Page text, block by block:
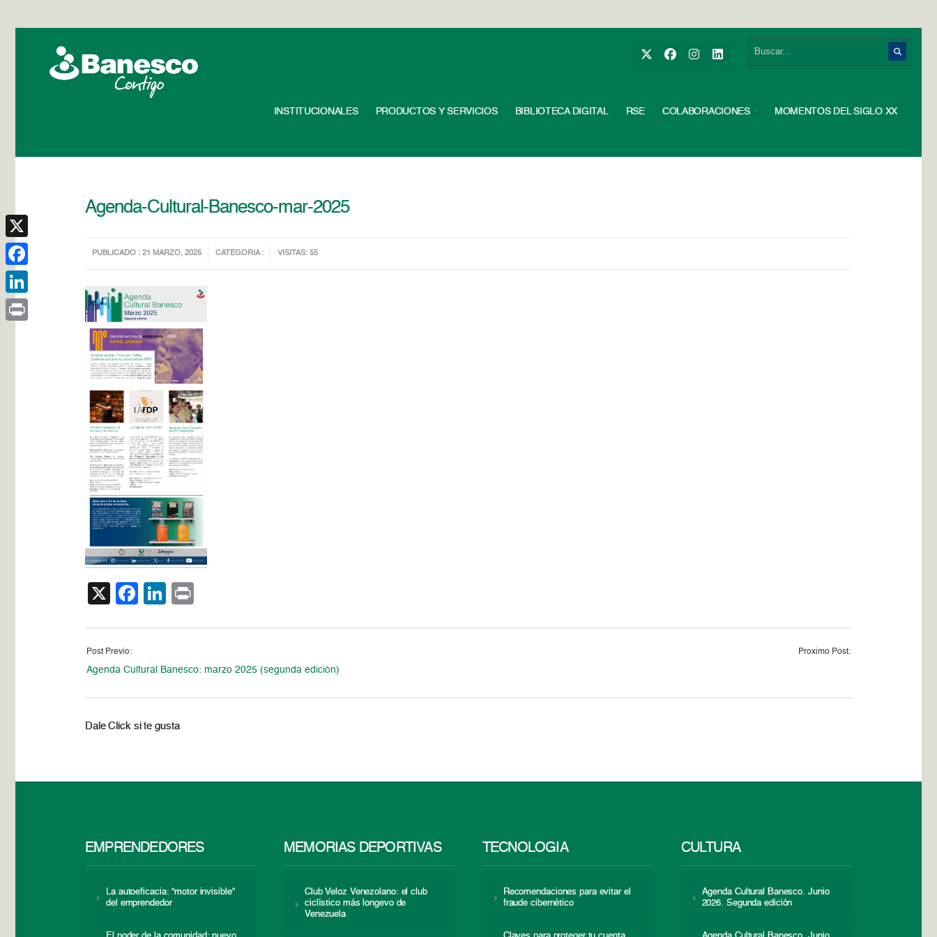
INSTITUCIONALES PRODUCTOS Y SERVICIOS BIBLIOTECA DIGITAL RSE COLABORACIONES MOMENTOS DEL SIGLO XX
Agenda-Cultural-Banesco-mar-2025
PUBLICADO : 21 MARZO, 2025 CATEGORIA : VISITAS: 55
X Facebook
LinkedIn
Post Previo:
Agenda Cultural Banesco: marzo 2025 (segunda edición)
Proximo Post:
Dale Click si te gusta
EMPRENDEDORES
La autoeficacia: “motor invisible”
del emprendedor
MEMORIAS DEPORTIVAS
Club Veloz Venezolano: el club
ciclístico más longevo de
Venezuela
TECNOLOGÍA
Recomendaciones para evitar el
fraude cibernético
CULTURA
Agenda Cultural Banesco. Junio
2026. Segunda edición
X
Facebook
LinkedIn